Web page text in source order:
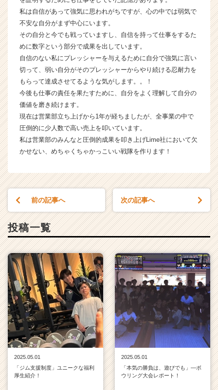
イ
ト
キ
ャ
リ
ア
（C
e
e
C
a
e
私は自信があって強気に思われがちですが、心の中では弱気で
不安な自分がまず中心にいます。
その自分と今でも戦っていますし、自信を持って仕事をするた
めに数字という部分で成果を出しています。
自信のない私にプレッシャーを与えるために自分で強気に言い
切って、弱い自分がそのプレッシャーからやり続ける忍耐力を
もらって達成させてるような気がします。。！
今後も仕事の責任を果たすために、自分をよく理解して自分の
価値を磨き続けます。
現在は営業部立ち上げから1年が経ちましたが、全事業の中で
圧倒的に少人数で高い売上を叩いています。
私は営業部のみんなと圧倒的成果を叩き上げLime社において欠
かせない、めちゃくちゃかっこいい戦隊を作ります！
前の記事へ 次の記事へ
投稿一覧
2025.05.01
「ジム支援制度」ユニークな福利
厚生紹介！
2025.05.01
「本気の勝負は、遊びでも」—ボ
ウリング大会レポート！